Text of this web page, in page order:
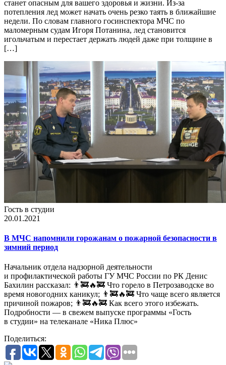
станет опасным для вашего здоровья и жизни. Из-за
потепления лед может начать очень резко таять в ближайшие
недели. По словам главного госинспектора МЧС по
маломерным судам Игоря Потанина, лед становится
игольчатым и перестает держать людей даже при толщине в
[…]
Гость в студии
20.01.2021
В МЧС напомнили горожанам о пожарной безопасности в
зимний период
Начальник отдела надзорной деятельности
и профилактической работы ГУ МЧС России по РК Денис
Бахилин рассказал: 👨‍🚒🔥🚒 Что горело в Петрозаводске во
время новогодних каникул; 👨‍🚒🔥🚒 Что чаще всего является
причиной пожаров; 👨‍🚒🔥🚒 Как всего этого избежать.
Подробности — в свежем выпуске программы «Гость
в студии» на телеканале «Ника Плюс»
Поделиться: